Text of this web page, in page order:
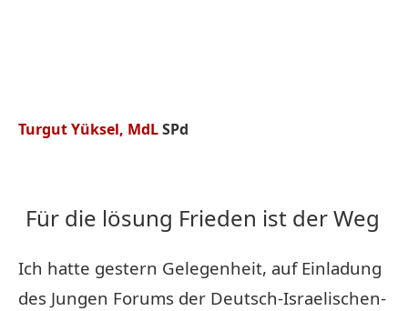
Turgut Yüksel, MdLSPd
Für die lösung Frieden ist der Weg
Ich hatte gestern Gelegenheit, auf Einladung
des Jungen Forums der Deutsch-Israelischen-